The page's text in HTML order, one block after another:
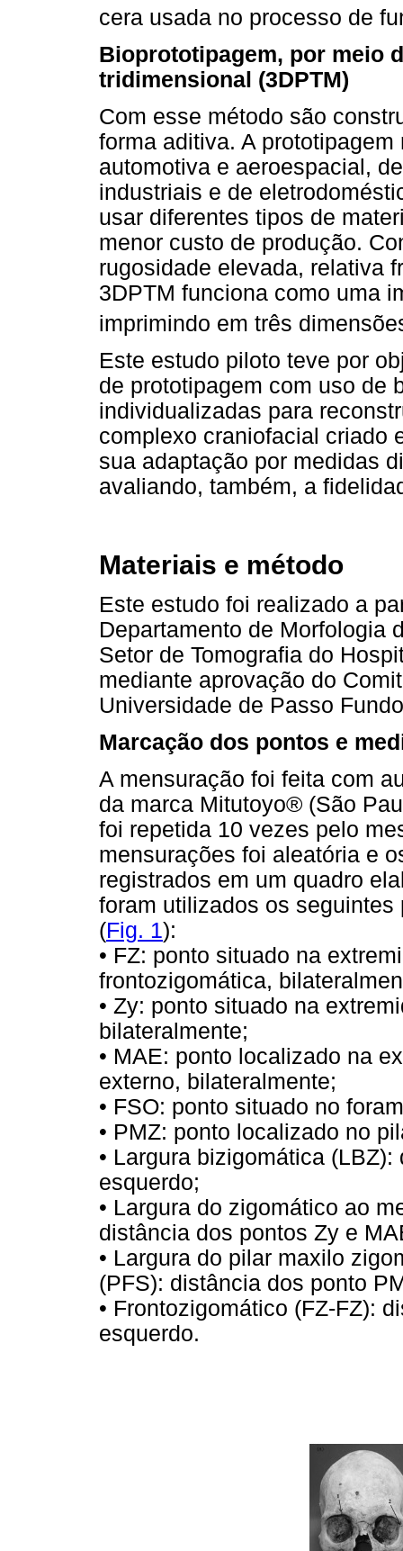
cera usada no processo de
Bioprototipagem, por meio
tridimensional (3DPTM)
Com esse método são
forma aditiva. A
automotiva e aeroespacial,
industriais e de
usar diferentes tipos de
menor custo de produção.
rugosidade elevada, relativa
3DPTM funciona como uma
imprimindo em três
Este estudo piloto teve por
de prototipagem com uso de
individualizadas para
complexo craniofacial criado
sua adaptação por medidas
avaliando, também, a
Materiais e método
Este estudo foi realizado a
Departamento de Morfologia
Setor de Tomografia do
mediante aprovação do
Universidade de Passo
Marcação dos pontos e
A mensuração foi feita com
da marca Mitutoyo® (São
foi repetida 10 vezes pelo
mensurações foi aleatória e
registrados em um quadro
foram utilizados os
(Fig. 1):
• FZ: ponto situado na
frontozigomática,
• Zy: ponto situado na
bilateralmente;
• MAE: ponto localizado na
externo, bilateralmente;
• FSO: ponto situado no
• PMZ: ponto localizado no
• Largura bizigomática
esquerdo;
• Largura do zigomático ao
distância dos pontos Zy e
• Largura do pilar maxilo
(PFS): distância dos ponto
• Frontozigomático (FZ-FZ):
esquerdo.